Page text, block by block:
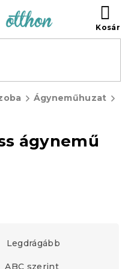
Ágyneműhuzat
ágynemű
Legdrágább
ABC szerint